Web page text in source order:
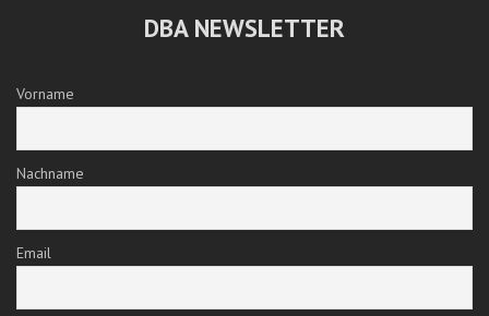
DBA NEWSLETTER
Vorname
Nachname
Email